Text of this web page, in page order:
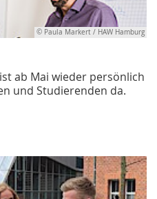
© Paula Markert / HAW Hamburg
ab Mai wieder persönlich
und Studierenden da.